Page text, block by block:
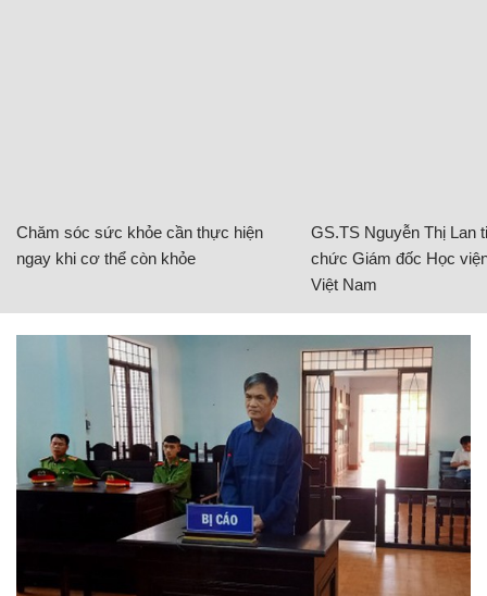
Chăm sóc sức khỏe cần thực hiện
ngay khi cơ thể còn khỏe
GS.TS Nguyễn Thị Lan
chức Giám đốc Học
Việt Nam